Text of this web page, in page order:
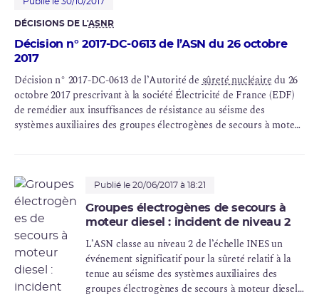
DÉCISIONS DE L'ASNR
Décision n° 2017-DC-0613 de l’ASN du 26 octobre
2017
Décision n° 2017-DC-0613 de l’Autorité de sûreté nucléairedu 26
octobre 2017 prescrivant à la société Électricité de France (EDF)
de remédier aux insuffisances de résistance au séisme des
systèmes auxiliaires des groupes électrogènes de secours à moteur
Publié le 20/06/2017 à 18:21
Groupes électrogènes de secours à
moteur diesel : incident de niveau 2
L’ASN classe au niveau 2 de l’échelle INES un
événement significatif pour la sûreté relatif à la
tenue au séisme des systèmes auxiliaires des
groupes électrogènes de secours à moteur diesel